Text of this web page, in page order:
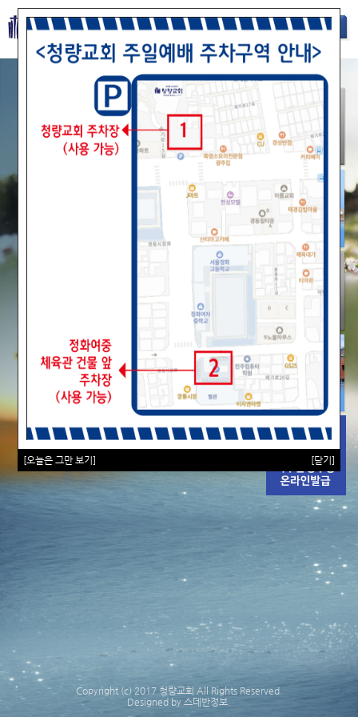
Copyright (c) 2017 청량교회 All Rights Reserved.
Designed by 스데반정보.
[오늘은 그만 보기] [닫기]
Sketchbook5, 스케치북5
Sketchbook5, 스케치북5